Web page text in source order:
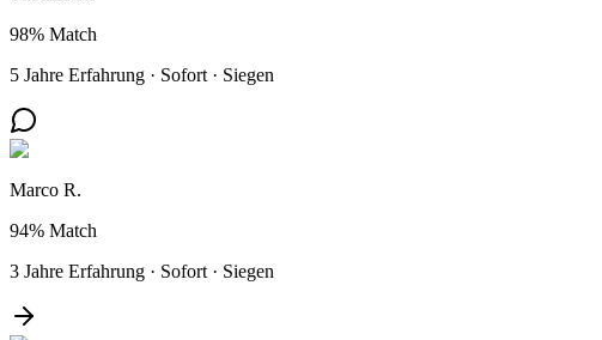
98% Match
5 Jahre Erfahrung · Sofort · Siegen
Marco R.
94% Match
3 Jahre Erfahrung · Sofort · Siegen